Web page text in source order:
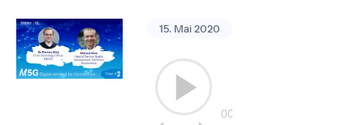
15. Mai 2020